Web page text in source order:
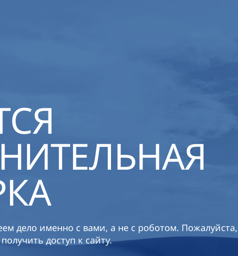
дело именно с вами, а не с роботом. Пожалуйста,
доступ к сайту.